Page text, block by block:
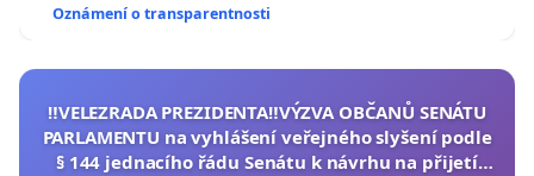
Oznámení o transparentnosti
‼️VELEZRADA PREZIDENTA‼️VÝZVA OBČANŮ SENÁTU
PARLAMENTU na vyhlášení veřejného slyšení podle
§ 144 jednacího řádu Senátu k návrhu na přijetí